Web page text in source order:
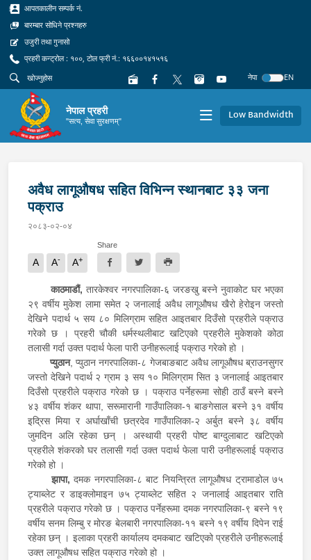
आपतकालीन सम्पर्क नं.
बारम्बार सोधिने प्रश्नहरु
उजुरी तथा गुनासो
प्रहरी कन्ट्रोल : १००, टोल फ्री नं.: १६६००१४१५१६
नेपा
EN
नेपाल प्रहरी
"सत्य, सेवा सुरक्षणम्" Low Bandwidth
अवैध लागूऔषध सहित विभिन्न स्थानबाट ३३ जना
पक्राउ
२०८३-०२-०४
A A- A+
Share
काठमाडौं, तारकेश्वर नगरपालिका-६ जरङखु बस्ने नुवाकोट घर भएका
२९ वर्षीय मुकेश लामा समेत २ जनालाई अवैध लागूऔषध खैरो हेरोइन जस्तो
देखिने पदार्थ ५ सय ८० मिलिग्राम सहित आइतबार दिउँसो प्रहरीले पक्राउ
गरेको छ । प्रहरी चौकी धर्मस्थलीबाट खटिएको प्रहरीले मुकेशको कोठा
तलासी गर्दा उक्त पदार्थ फेला पारी उनीहरूलाई पक्राउ गरेको हो ।
प्युठान, प्युठान नगरपालिका-८ गेजबाङबाट अवैध लागूऔषध ब्राउनसुगर
जस्तो देखिने पदार्थ २ ग्राम ३ सय १० मिलिग्राम सित ३ जनालाई आइतबार
दिउँसो प्रहरीले पक्राउ गरेको छ । पक्राउ पर्नेहरूमा सोही ठाउँ बस्ने बस्ने
४३ वर्षीय शंकर थापा, सरूमारानी गाउँपालिका-१ बाङगेसाल बस्ने ३१ वर्षीय
इद्रिस मिया र अर्घाखाँची छत्रदेव गाउँपालिका-२ अर्बुत बस्ने ३८ वर्षीय
जुमदिन अलि रहेका छन् । अस्थायी प्रहरी पोष्ट बाग्दुलाबाट खटिएको
प्रहरीले शंकरको घर तलासी गर्दा उक्त पदार्थ फेला पारी उनीहरूलाई पक्राउ
गरेको हो ।
झापा, दमक नगरपालिका-८ बाट नियन्त्रित लागूऔषध ट्रामाडोल ७५
ट्याब्लेट र डाइक्लोमाइन ७५ ट्याब्लेट सहित २ जनालाई आइतबार राति
प्रहरीले पक्राउ गरेको छ । पक्राउ पर्नेहरूमा दमक नगरपालिका-९ बस्ने १९
वर्षीय सनम लिम्बु र मोरङ बेलबारी नगरपालिका-११ बस्ने १९ वर्षीय दिपेन राई
रहेका छन् । इलाका प्रहरी कार्यालय दमकबाट खटिएको प्रहरीले उनीहरूलाई
उक्त लागूऔषध सहित पक्राउ गरेको हो ।